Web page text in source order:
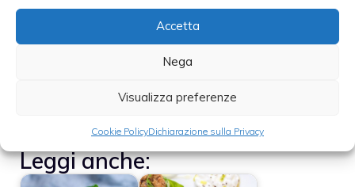
Accetta
Nega
Visualizza preferenze
Cookie PolicyDichiarazione sulla Privacy
po’ di pangrattato e adagiare le
polpette ottenute nella teglia foderata.
Cuocere le polpette per circa 20-25
Leggi anche: